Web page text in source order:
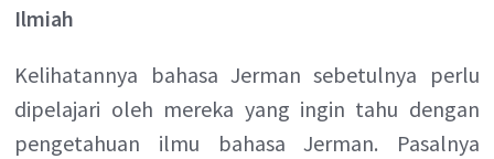
Ilmiah
Kelihatannya bahasa Jerman sebetulnya perlu
dipelajari oleh mereka yang ingin tahu dengan
pengetahuan ilmu bahasa Jerman. Pasalnya